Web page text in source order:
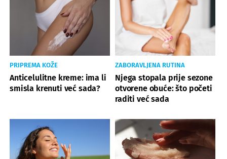
PRIPREMA KOŽE
Anticelulitne kreme: ima li
smisla krenuti već sada?
ZABORAVLJENA RUTINA
Njega stopala prije sezone
otvorene obuće: što početi
raditi već sada